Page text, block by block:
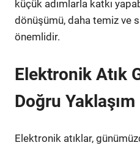
küçük adımlarla katkı
dönüşümü, daha temiz ve
önemlidir.
Elektronik Atık
Doğru Yaklaşım
Elektronik atıklar,